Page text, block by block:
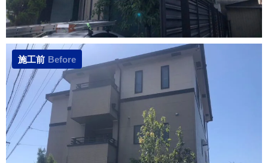
施工前 Before